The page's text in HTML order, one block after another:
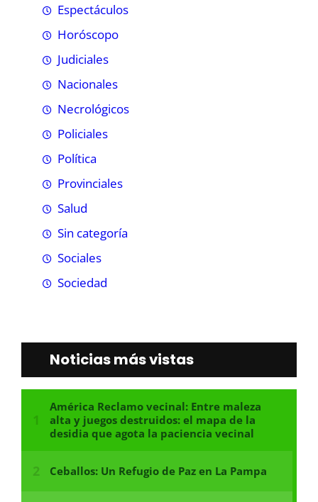
Espectáculos
Horóscopo
Judiciales
Nacionales
Necrológicos
Policiales
Política
Provinciales
Salud
Sin categoría
Sociales
Sociedad
Noticias más vistas